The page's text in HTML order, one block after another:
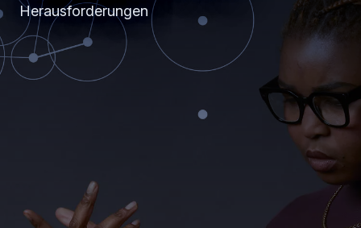
Herausforderungen